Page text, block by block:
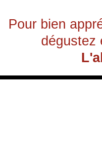
Pour bien
dégustez